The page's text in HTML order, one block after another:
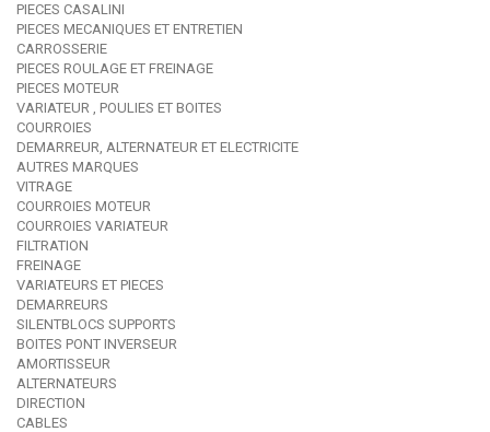
PIECES CASALINI
PIECES MECANIQUES ET ENTRETIEN
CARROSSERIE
PIECES ROULAGE ET FREINAGE
PIECES MOTEUR
VARIATEUR , POULIES ET BOITES
COURROIES
DEMARREUR, ALTERNATEUR ET ELECTRICITE
AUTRES MARQUES
VITRAGE
COURROIES MOTEUR
COURROIES VARIATEUR
FILTRATION
FREINAGE
VARIATEURS ET PIECES
DEMARREURS
SILENTBLOCS SUPPORTS
BOITES PONT INVERSEUR
AMORTISSEUR
ALTERNATEURS
DIRECTION
CABLES